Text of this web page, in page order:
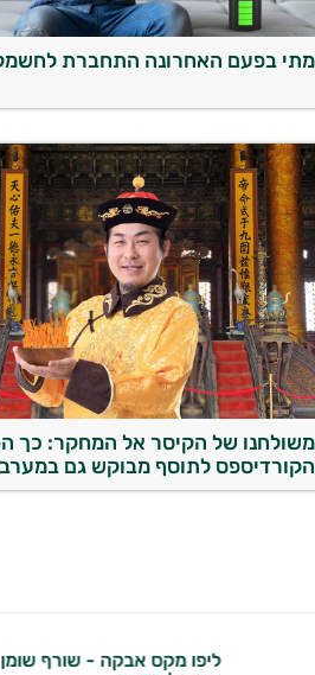
מתי בפעם האחרונה התחברת
משולחנו של הקיסר אל המחקר: כך
הקורדיספס לתוסף מבוקש גם במערב
ליפו מקס אבקה - שורף שומן